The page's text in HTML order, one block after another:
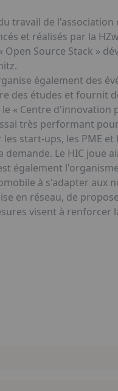
travail de l'association
et réalisés par la
Source Stack »
également des
des études et fournit
« Centre d'innovation
très performant
start-ups, les PME
demande. Le HIC joue
également
à s'adapter aux
en réseau, de
visent à